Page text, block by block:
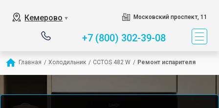
Кемерово ▼ Московский проспект, 11
+7 (800) 302-39-08
Главная / Холодильник / CCTOS 482 W / Ремонт испарителя